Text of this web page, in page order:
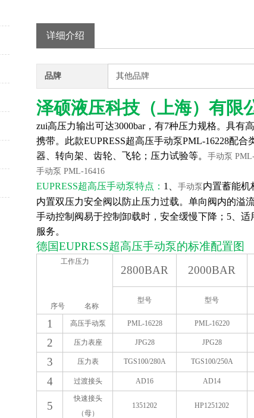
详细介绍
品牌 其他品牌
泽硕液压科技（上海）有限
zui高压力输出可达3000bar，有7种压力规格。具
携带。此款EUPRESS超高压手动泵PML-16228配
器、转向架、齿轮、飞轮；压力试验等。 手动泵
手动泵 PML-16416
EUPRESS超高压手动泵特点： 1、 手动泵 内置蓄能机
内置双压力安全阀以防止压力过载。单向阀内的溢
手动控制阀易于控制卸载时，安全缓慢下降；5、
服务。
德国EUPRESS超高压手动泵的标准配置图
工作压力
序号 名称
2800BAR 2000BAR
型号 型号
1 高压手动泵 PML-16228 PML-16220
2 压力表座 JPG28 JPG28
3 压力表 TGS100/280A TGS100/250A
4 过渡接头 AD16 AD14
5
快速接头
（母）
1351202 HP1251202